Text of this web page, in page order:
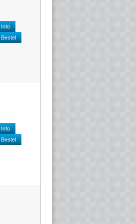
Info
Bestel
Info
Bestel